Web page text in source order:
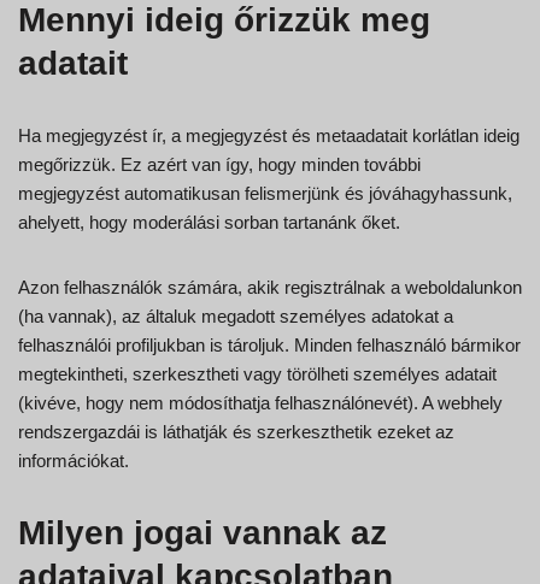
Mennyi ideig őrizzük meg
adatait
Ha megjegyzést ír, a megjegyzést és metaadatait korlátlan ideig
megőrizzük. Ez azért van így, hogy minden további
megjegyzést automatikusan felismerjünk és jóváhagyhassunk,
ahelyett, hogy moderálási sorban tartanánk őket.
Azon felhasználók számára, akik regisztrálnak a weboldalunkon
(ha vannak), az általuk megadott személyes adatokat a
felhasználói profiljukban is tároljuk. Minden felhasználó bármikor
megtekintheti, szerkesztheti vagy törölheti személyes adatait
(kivéve, hogy nem módosíthatja felhasználónevét). A webhely
rendszergazdái is láthatják és szerkeszthetik ezeket az
információkat.
Milyen jogai vannak az
adataival kapcsolatban